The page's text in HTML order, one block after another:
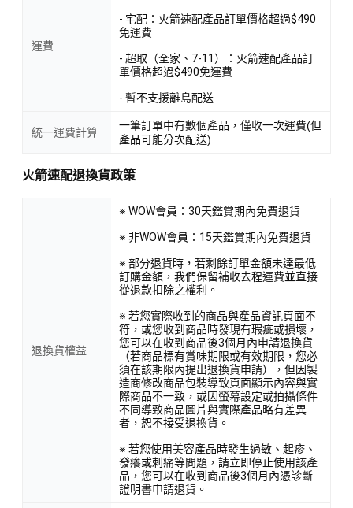
運費
- 宅配：火箭速配產品訂單價格超過$490
免運費
- 超取（全家、7-11）：火箭速配產品訂
單價格超過$490免運費
- 暫不支援離島配送
統一運費計算
一筆訂單中有數個產品，僅收一次運費(但
產品可能分次配送)
火箭速配退換貨政策
退換貨權益
※ WOW會員：30天鑑賞期內免費退貨
※ 非WOW會員：15天鑑賞期內免費退貨
※ 部分退貨時，若剩餘訂單金額未達最低
訂購金額，我們保留補收去程運費並直接
從退款扣除之權利。
※ 若您實際收到的商品與產品資訊頁面不
符，或您收到商品時發現有瑕疵或損壞，
您可以在收到商品後3個月內申請退換貨
（若商品標有賞味期限或有效期限，您必
須在該期限內提出退換貨申請），但因製
造商修改商品包裝導致頁面顯示內容與實
際商品不一致，或因螢幕設定或拍攝條件
不同導致商品圖片與實際產品略有差異
者，恕不接受退換貨。
※ 若您使用美容產品時發生過敏、起疹、
發癢或刺痛等問題，請立即停止使用該產
品，您可以在收到商品後3個月內憑診斷
證明書申請退貨。